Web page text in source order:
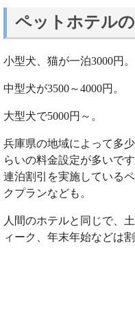
ペットホテル
小型犬、猫が一泊3000円。
中型犬が3500～4000円。
大型犬で5000円～。
兵庫県の地域によって多
らいの料金設定が多いです
連泊割引を実施している
クプランなども。
人間のホテルと同じで、
ィーク、年末年始などは